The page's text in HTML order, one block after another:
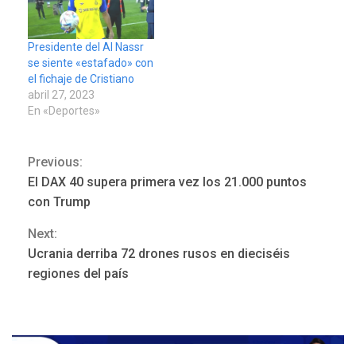
Presidente del Al Nassr
se siente «estafado» con
el fichaje de Cristiano
abril 27, 2023
En «Deportes»
Continue
Reading
Previous:
El DAX 40 supera primera vez los 21.000 puntos
con Trump
Next:
Ucrania derriba 72 drones rusos en dieciséis
regiones del país
ÚLTIMA HORA